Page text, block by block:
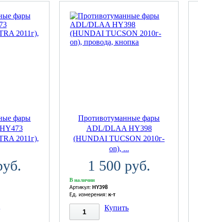
фары
2011г),
Противотуманные фары
ADL/DLAA HY398
(HUNDAI TUCSON 2010г-
on), ...
1 500 руб.
В наличии
Артикул: HY398
Ед. измерения:к-т
Купить